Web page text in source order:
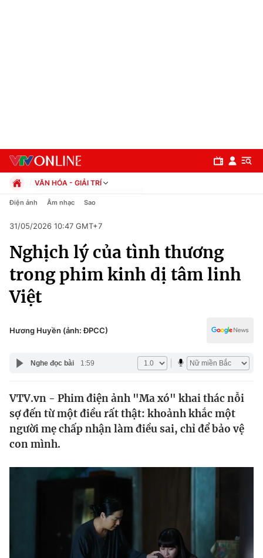
Chuyên mục
Chính trị
Xã hội
Pháp luật
Y tế
Thế giới
Tin tức
Thế giới đó đây
Câu chuyện quốc tế
Kinh tế
Góc doanh nghiệp
Dữ liệu và đời sống
VĂN HÓA - GIẢI TRÍ
Chính trị
Pháp luật
Kinh tế
Thể thao
Truyền hình
Văn hóa - Giải trí
Công nghệ
Điện ảnh Âm nhạc Sao
31/05/2026 10:47 GMT+7
Nghịch lý của tình thương
trong phim kinh dị tâm linh
Việt
Hương Huyền (ảnh: ĐPCC)
Nghe đọc bài 1:59
VTV.vn - Phim điện ảnh "Ma xó" khai thác nỗi
sợ đến từ một điều rất thật: khoảnh khắc một
người mẹ chấp nhận làm điều sai, chỉ để bảo vệ
con mình.